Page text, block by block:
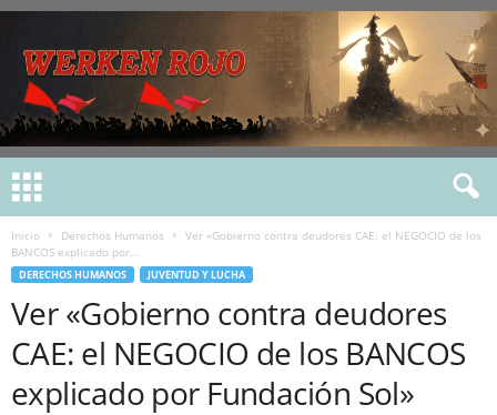
Inicio Derechos Humanos
Ver «Gobierno contra deudores CAE: el NEGOCIO de los
BANCOS explicado por...
DERECHOS HUMANOS JUVENTUD Y LUCHA
Ver «Gobierno contra deudores
CAE: el NEGOCIO de los BANCOS
explicado por Fundación Sol»